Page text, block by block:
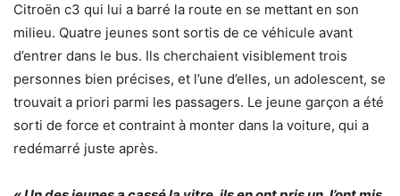
Citroën c3 qui lui a barré la route en se mettant en son
milieu. Quatre jeunes sont sortis de ce véhicule avant
d’entrer dans le bus. Ils cherchaient visiblement trois
personnes bien précises, et l’une d’elles, un adolescent, se
trouvait a priori parmi les passagers. Le jeune garçon a été
sorti de force et contraint à monter dans la voiture, qui a
redémarré juste après.